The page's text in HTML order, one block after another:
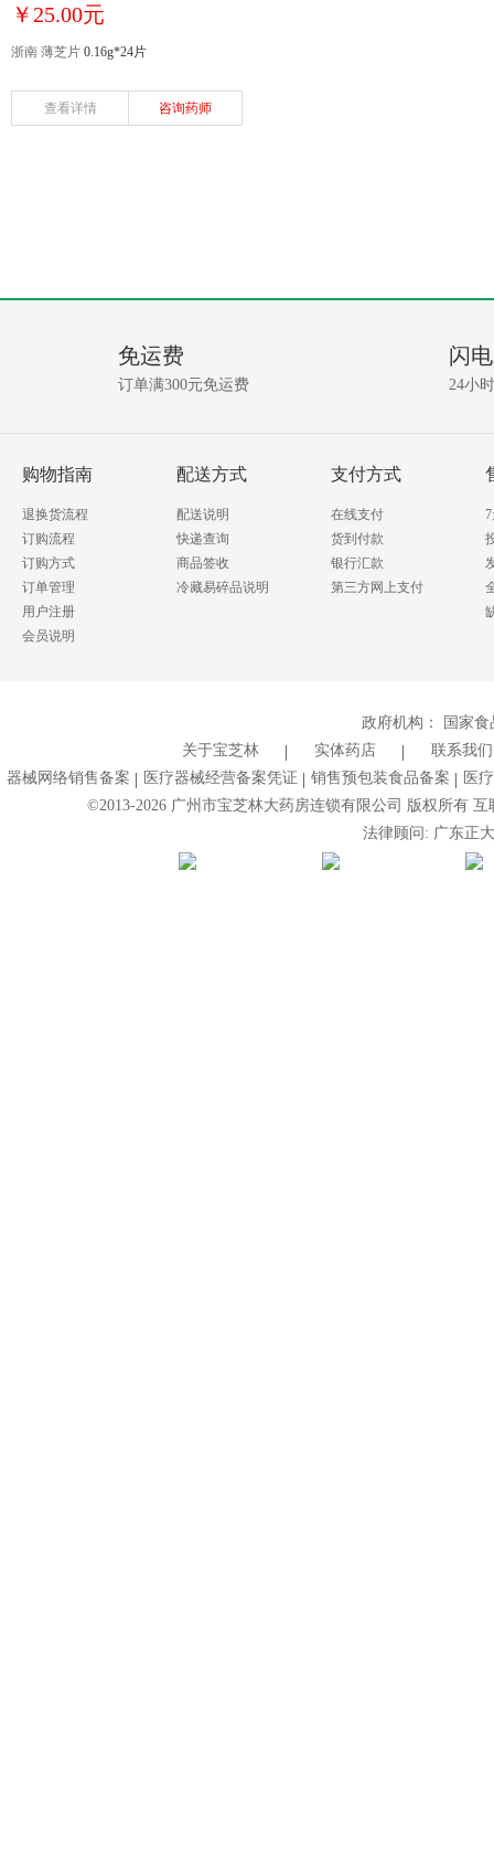
￥25.00元
浙南 薄芝片 0.16g*24片
查看详情 咨询药师
免运费
订单满300元免运费
闪
24小
购物指南
退换货流程
订购流程
订购方式
订单管理
用户注册
会员说明
配送方式
配送说明
快递查询
商品签收
冷藏易碎品说明
支付方式
在线支付
货到付款
银行汇款
第三方网上支付
政府机构：
国家
关于宝芝林
实体药店
联系我们
器械网络销售备案
医疗器械经营备案凭证 销售预包装食品备案
医
©2013-2026广州市宝芝林大药房连锁有限公司 版权所有
法律顾问: 广东正